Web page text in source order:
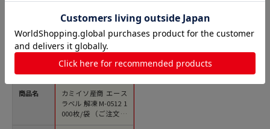
商品名
カミイソ産商 エース
ラベル 解凍 M-0512 1
000枚/袋（ご注文単
位1袋）【直送品】